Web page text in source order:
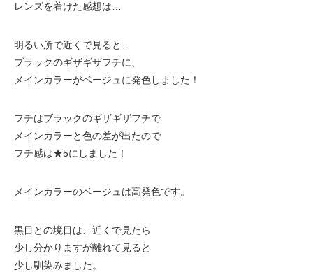
レンズを着けた感想は…
明るい所で近くで見ると、
ブラックのギザギザフチに、
メインカラーがベージュに発色しました！
フチはブラックのギザギザフチで
メインカラーと色の差が出たので
フチ感は★5にしました！
メインカラーのベージュは高発色です。
黒目との境目は、近くで見たら
少し分かりますが離れて見ると
少し馴染みました。